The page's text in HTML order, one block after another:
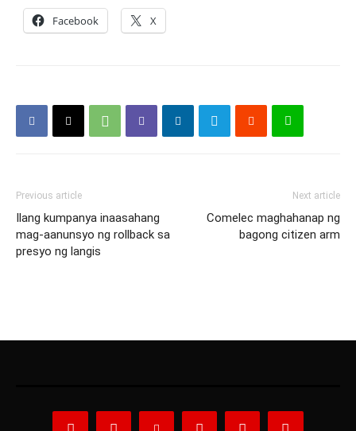
Facebook X
Previous article
Ilang kumpanya inaasahang
mag-aanunsyo ng rollback sa
presyo ng langis
Next article
Comelec maghahanap ng
bagong citizen arm